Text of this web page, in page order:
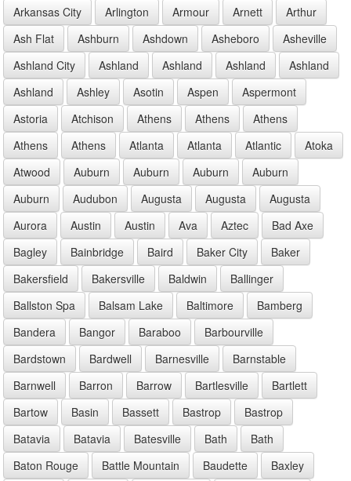
Arkansas City
Arlington Armour Arnett
Arthur
Ash Flat
Ashburn Ashdown Asheboro
Asheville
Ashland City
Ashland Ashland Ashland
Ashland
Ashland
Ashley Asotin Aspen
Aspermont
Astoria
Atchison Athens Athens
Athens
Athens
Athens Atlanta Atlanta Atlantic
Atoka
Atwood
Auburn Auburn Auburn
Auburn
Auburn
Audubon Augusta Augusta
Augusta
Aurora
Austin Austin Ava Aztec
Bad Axe
Bagley
Bainbridge Baird Baker City
Baker
Bakersfield
Bakersville Baldwin
Ballinger
Ballston Spa
Balsam Lake Baltimore
Bamberg
Bandera
Bangor Baraboo
Barbourville
Bardstown
Bardwell Barnesville
Barnstable
Barnwell
Barron Barrow Bartlesville
Bartlett
Bartow
Basin Bassett Bastrop
Bastrop
Batavia
Batavia Batesville Bath
Bath
Baton Rouge
Battle Mountain Baudette
Baxley